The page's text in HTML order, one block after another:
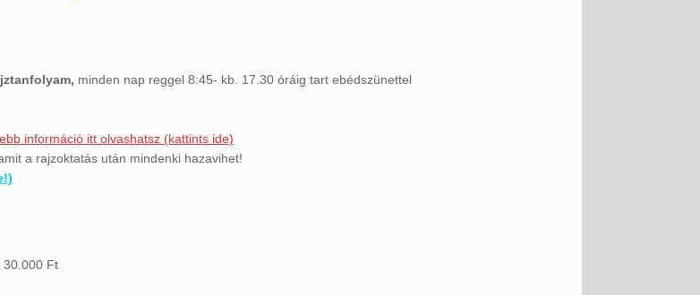
minden nap reggel 8:45- kb. 17.30 óráig tart ebédszünettel
információ itt olvashatsz (kattints ide)
amit a rajzoktatás után mindenki hazavihet!
30.000 Ft